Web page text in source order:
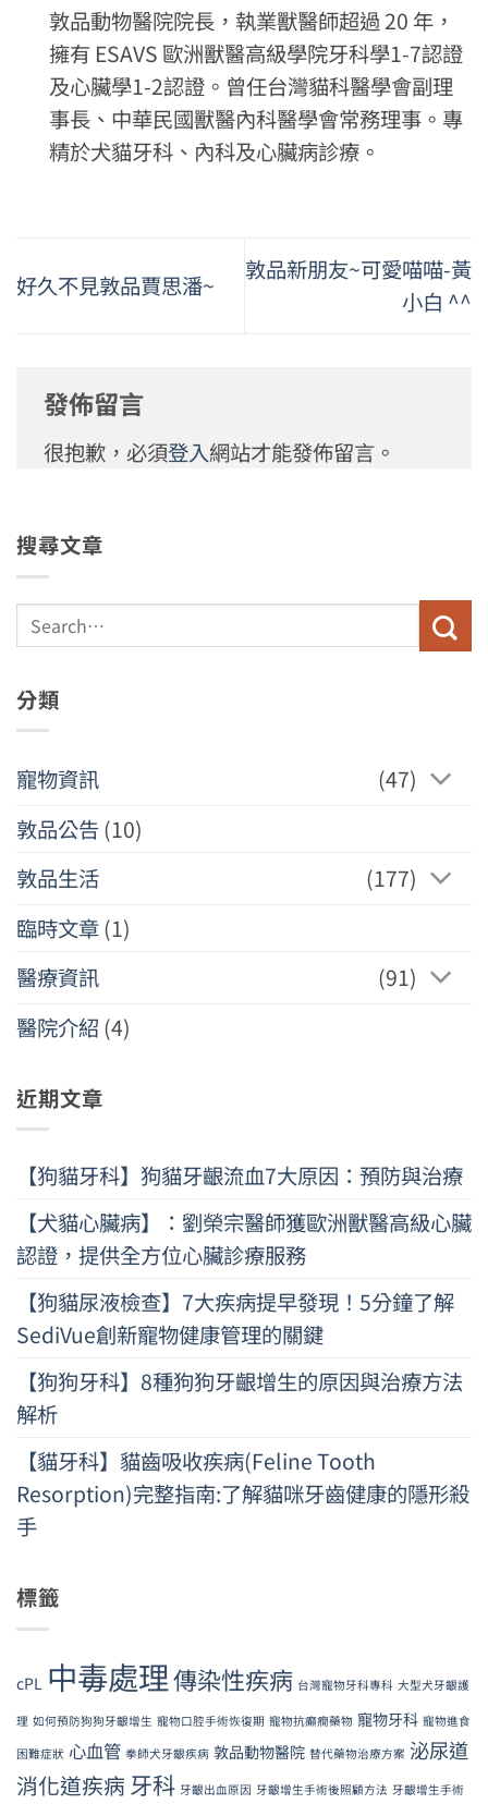
敦品動物醫院院長，執業獸醫師超過 20 年，
擁有 ESAVS 歐洲獸醫高級學院牙科學1-7認證
及心臟學1-2認證。曾任台灣貓科醫學會副理
事長、中華民國獸醫內科醫學會常務理事。專
精於犬貓牙科、內科及心臟病診療。
好久不見敦品賈思潘~
敦品新朋友~可愛喵喵-黃
小白 ^^
發佈留言
很抱歉，必須登入網站才能發佈留言。
搜尋文章
分類
寵物資訊
(47)
敦品公告(10)
敦品生活
(177)
臨時文章(1)
醫療資訊
(91)
醫院介紹 (4)
近期文章
【狗貓牙科】狗貓牙齦流血7大原因：預防與治療
【犬貓心臟病】：劉榮宗醫師獲歐洲獸醫高級心臟
認證，提供全方位心臟診療服務
【狗貓尿液檢查】7大疾病提早發現！5分鐘了解
SediVue創新寵物健康管理的關鍵
【狗狗牙科】8種狗狗牙齦增生的原因與治療方法
解析
【貓牙科】貓齒吸收疾病(Feline Tooth
Resorption)完整指南:了解貓咪牙齒健康的隱形殺
手
標籤
cPL 中毒處理傳染性疾病 台灣寵物牙科專科 大型犬牙齦護
理 如何預防狗狗牙齦增生 寵物口腔手術恢復期 寵物抗癲癇藥物 寵物牙科 寵物進食
困難症狀 心血管 拳師犬牙齦疾病 敦品動物醫院 替代藥物治療方案 泌尿道
消化道疾病 牙科 牙齦出血原因 牙齦增生手術後照顧方法 牙齦增生手術